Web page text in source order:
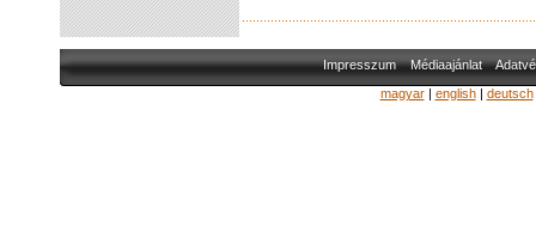
Impresszum Médiaajánlat
magyar| english| deutsch